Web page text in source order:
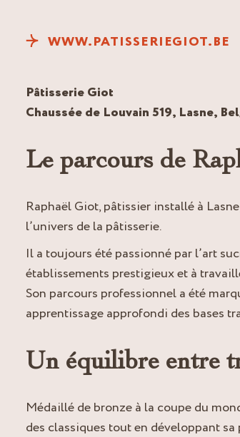
WWW.PATISSERIEGIOT.BE
Pâtisserie Giot
Chaussée de Louvain 519, Lasne,
Le parcours de
Raphaël Giot, pâtissier installé à
l’univers de la pâtisserie.
Il a toujours été passionné par l’art
établissements prestigieux et à
Son parcours professionnel a été
apprentissage approfondi des bases
Un équilibre entre
Médaillé de bronze à la coupe du
des classiques tout en développant sa